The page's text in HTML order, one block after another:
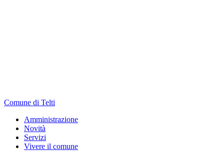
Comune di Telti
Amministrazione
Novità
Servizi
Vivere il comune